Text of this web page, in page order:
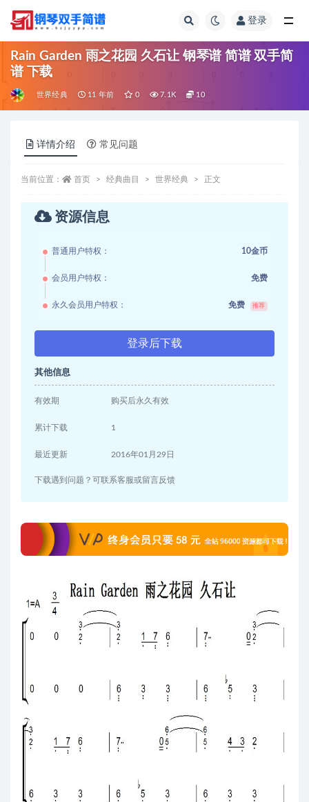
登录
Rain Garden 雨之花园 久石让 钢琴谱 简谱 双手简
谱 下载
世界经典 11 年前 0 7.1K 10
详情介绍 常见问题
当前位置： 首页 经典曲目 世界经典 正文
资源信息
普通用户特权： 10金币
会员用户特权： 免费
永久会员用户特权： 免费 推荐
登录后下载
其他信息
有效期 购买后永久有效
累计下载 1
最近更新 2016年01月29日
下载遇到问题？可联系客服或留言反馈